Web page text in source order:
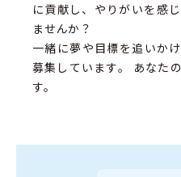
に貢献し、やりがいを感
ませんか？
一緒に夢や目標を追いか
募集しています。
あなた
す。